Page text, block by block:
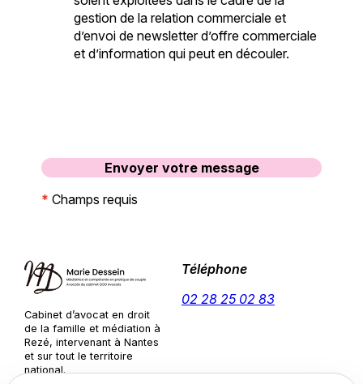
gestion de la relation commerciale et
d’envoi de newsletter d’offre commerciale
et d’information qui peut en découler.
* Champs requis
Cabinet d’avocat en droit
de la famille et médiation à
Rezé, intervenant à Nantes
et sur tout le territoire
national.
Téléphone
02 28 25 02 83